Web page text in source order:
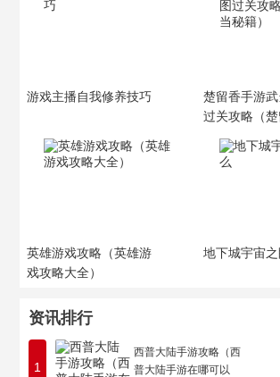
游戏主播自我修养技巧
楚留香手游武
过关攻略（
秘籍）
英雄游戏攻略（英雄游
戏攻略大全）
地下城宇宙
资讯排行
1
西普大陆手游攻略（西
普大陆手游在哪可以